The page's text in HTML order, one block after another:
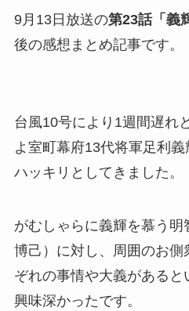
9月13日放送の第23話「義
後の感想まとめ記事です。
台風10号により1週間遅れ
よ室町幕府13代将軍足利
ハッキリとしてきました。
がむしゃらに義輝を慕う明
博己）に対し、周囲のお
ぞれの事情や大義があると
興味深かったです。